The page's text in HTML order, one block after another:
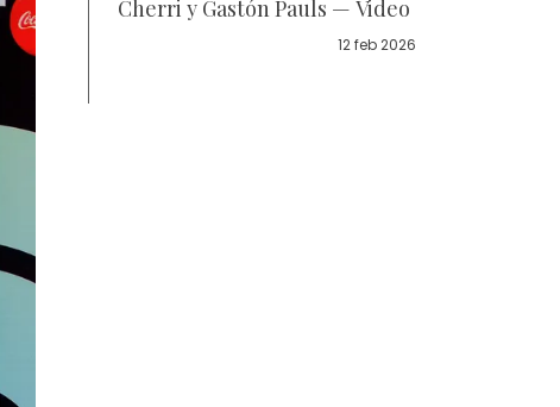
Cherri y Gastón Pauls — Video
12 feb 2026